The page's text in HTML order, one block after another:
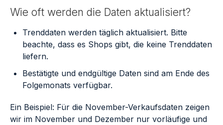
Wie oft werden die Daten aktualisiert?
Trenddaten werden täglich aktualisiert. Bitte
beachte, dass es Shops gibt, die keine Trenddaten
liefern.
Bestätigte und endgültige Daten sind am Ende des
Folgemonats verfügbar.
Ein Beispiel: Für die November-Verkaufsdaten zeigen
wir im November und Dezember nur vorläufige und